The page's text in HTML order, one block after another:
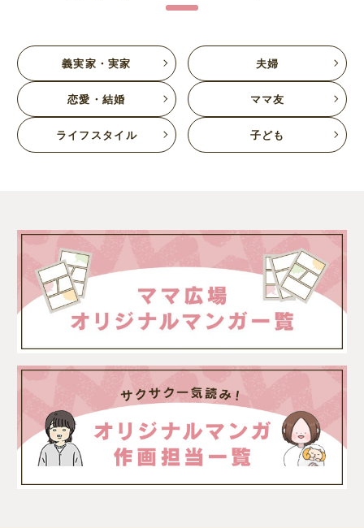
義実家・実家 夫婦
恋愛・結婚 ママ友
ライフスタイル 子ども